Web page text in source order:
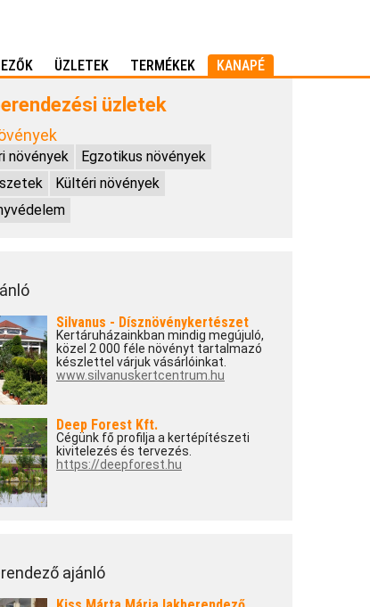
ÜZLETEK TERMÉKEK KANAPÉ
üzletek
növények
Egzotikus növények
Kültéri növények
Silvanus - Dísznövénykertészet
Kertáruházainkban mindig megújuló,
közel 2 000 féle növényt tartalmazó
készlettel várjuk vásárlóinkat.
www.silvanuskertcentrum.hu
Deep Forest Kft.
Cégünk fő profilja a kertépítészeti
kivitelezés és tervezés.
https://deepforest.hu
ajánló